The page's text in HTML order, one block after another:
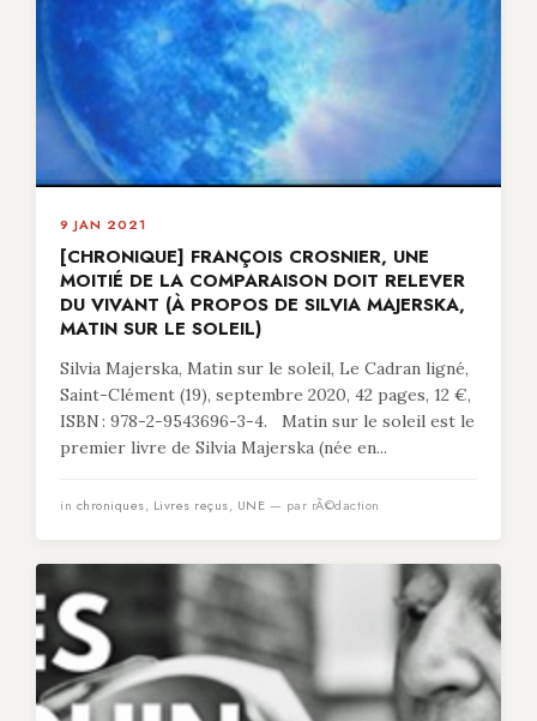
9 JAN 2021
[CHRONIQUE] FRANÇOIS CROSNIER, UNE
MOITIÉ DE LA COMPARAISON DOIT RELEVER
DU VIVANT (À PROPOS DE SILVIA MAJERSKA,
MATIN SUR LE SOLEIL)
Silvia Majerska, Matin sur le soleil, Le Cadran ligné,
Saint-Clément (19), septembre 2020, 42 pages, 12 €,
ISBN : 978-2-9543696-3-4. Matin sur le soleil est le
premier livre de Silvia Majerska (née en...
in chroniques, Livres reçus, UNE — par rÃ©daction